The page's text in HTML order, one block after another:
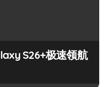
S26+极速领航